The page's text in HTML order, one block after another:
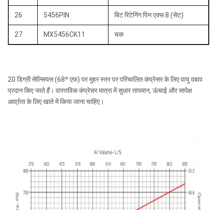
26 5456PIN बिट रिटेनिंग पिन एक्स 8 (सेट)
27 MX5456CK11 चक
20 डिग्री सेल्सियस (68º एफ) पर मुहर स्तर पर परिचालित कंप्रेसर के लिए वायु दबाव
प्रदान किए जाते हैं। वास्तविक कंप्रेसर मात्रा में सुधार तापमान, ऊंचाई और सापेक्ष
आर्द्रता के लिए खाते में किया जाना चाहिए।